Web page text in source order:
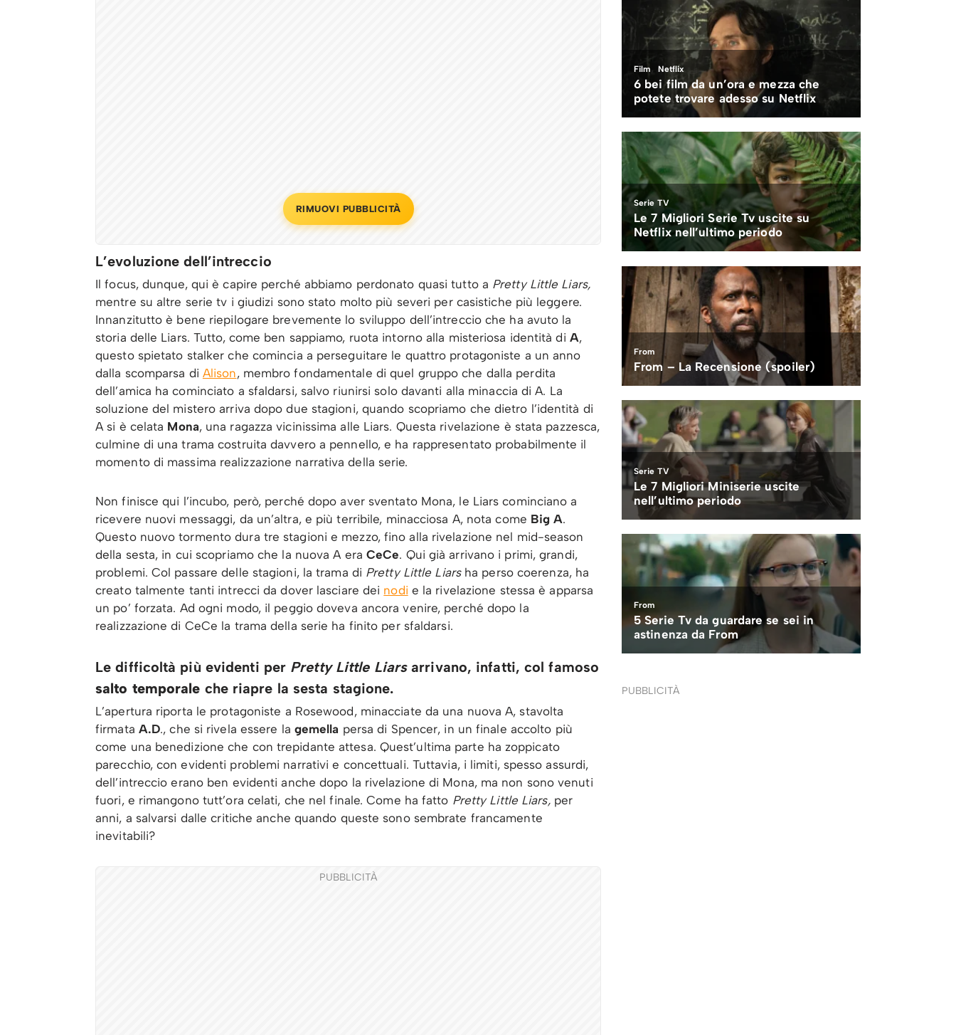
RIMUOVI PUBBLICITÀ
L’evoluzione dell’intreccio
Il focus, dunque, qui è capire perché abbiamo perdonato quasi tutto a Pretty Little Liars,
mentre su altre serie tv i giudizi sono stato molto più severi per casistiche più leggere.
Innanzitutto è bene riepilogare brevemente lo sviluppo dell’intreccio che ha avuto la
storia delle Liars. Tutto, come ben sappiamo, ruota intorno alla misteriosa identità di A,
questo spietato stalker che comincia a perseguitare le quattro protagoniste a un anno
dalla scomparsa di Alison, membro fondamentale di quel gruppo che dalla perdita
dell’amica ha cominciato a sfaldarsi, salvo riunirsi solo davanti alla minaccia di A. La
soluzione del mistero arriva dopo due stagioni, quando scopriamo che dietro l’identità di
A si è celata Mona, una ragazza vicinissima alle Liars. Questa rivelazione è stata pazzesca,
culmine di una trama costruita davvero a pennello, e ha rappresentato probabilmente il
momento di massima realizzazione narrativa della serie.
Non finisce qui l’incubo, però, perché dopo aver sventato Mona, le Liars cominciano a
ricevere nuovi messaggi, da un’altra, e più terribile, minacciosa A, nota come Big A.
Questo nuovo tormento dura tre stagioni e mezzo, fino alla rivelazione nel mid-season
della sesta, in cui scopriamo che la nuova A era CeCe. Qui già arrivano i primi, grandi,
problemi. Col passare delle stagioni, la trama di Pretty Little Liars ha perso coerenza, ha
creato talmente tanti intrecci da dover lasciare dei nodi e la rivelazione stessa è apparsa
un po’ forzata. Ad ogni modo, il peggio doveva ancora venire, perché dopo la
realizzazione di CeCe la trama della serie ha finito per sfaldarsi.
Le difficoltà più evidenti per Pretty Little Liarsarrivano, infatti, col famoso
salto temporale che riapre la sesta stagione.
L’apertura riporta le protagoniste a Rosewood, minacciate da una nuova A, stavolta
firmata A.D., che si rivela essere la gemella persa di Spencer, in un finale accolto più
come una benedizione che con trepidante attesa. Quest’ultima parte ha zoppicato
parecchio, con evidenti problemi narrativi e concettuali. Tuttavia, i limiti, spesso assurdi,
dell’intreccio erano ben evidenti anche dopo la rivelazione di Mona, ma non sono venuti
fuori, e rimangono tutt’ora celati, che nel finale. Come ha fatto Pretty Little Liars, per
anni, a salvarsi dalle critiche anche quando queste sono sembrate francamente
inevitabili?
PUBBLICITÀ
PUBBLICITÀ